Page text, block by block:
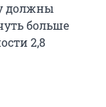
должны
больше
2,8